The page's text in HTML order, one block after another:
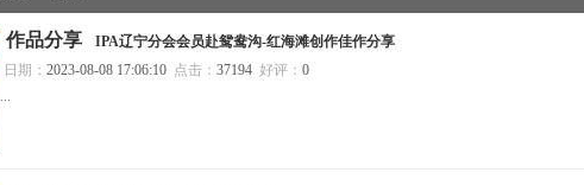
作品分享
IPA辽宁分会会员赴鸳鸯沟-红海滩创作佳作分享
日期： 2023-08-08 17:06:10 点击： 37194 好评： 0
...